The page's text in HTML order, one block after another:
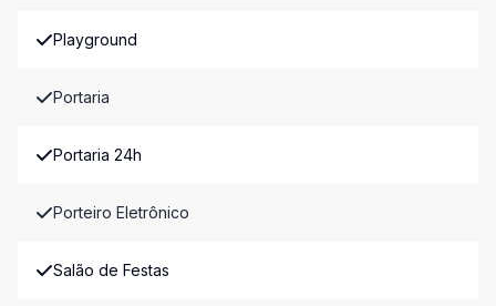
Playground
Portaria
Portaria 24h
Porteiro Eletrônico
Salão de Festas